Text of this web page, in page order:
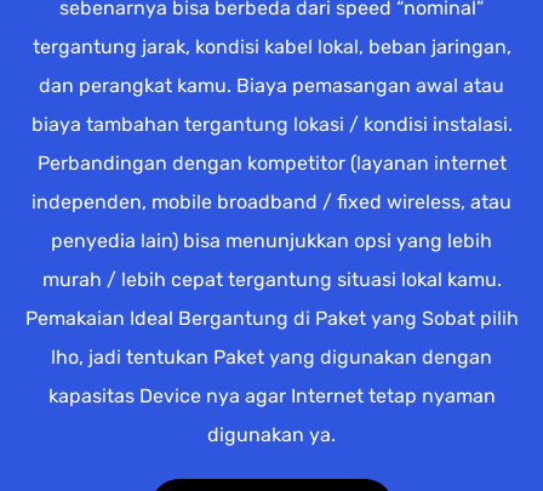
sebenarnya bisa berbeda dari speed “nominal”
tergantung jarak, kondisi kabel lokal, beban jaringan,
dan perangkat kamu. Biaya pemasangan awal atau
biaya tambahan tergantung lokasi / kondisi instalasi.
Perbandingan dengan kompetitor (layanan internet
independen, mobile broadband / fixed wireless, atau
penyedia lain) bisa menunjukkan opsi yang lebih
murah / lebih cepat tergantung situasi lokal kamu.
Pemakaian Ideal Bergantung di Paket yang Sobat pilih
lho, jadi tentukan Paket yang digunakan dengan
kapasitas Device nya agar Internet tetap nyaman
digunakan ya.